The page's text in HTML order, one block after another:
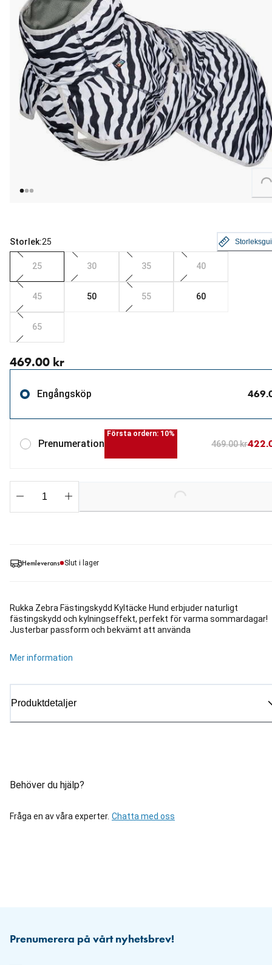
Loading...
Hemleverans Slut i lager
Rukka Zebra Fästingskydd Kyltäcke Hund erbjuder naturligt
fästingskydd och kylningseffekt, perfekt för varma sommardagar!
Justerbar passform och bekvämt att använda
Mer information
Produktdetaljer
Behöver du hjälp?
Fråga en av våra experter. Chatta med oss
Storlek:25
25 30 35 40
45 50 55 60
65
469.00 kr
Engångsköp
Prenumeration
Första ordern: 10%
469.00 kr
Loading...
Prenumerera på vårt nyhetsbrev!